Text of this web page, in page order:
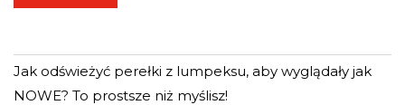
Jak odświeżyć perełki z lumpeksu, aby wyglądały jak
NOWE? To prostsze niż myślisz!